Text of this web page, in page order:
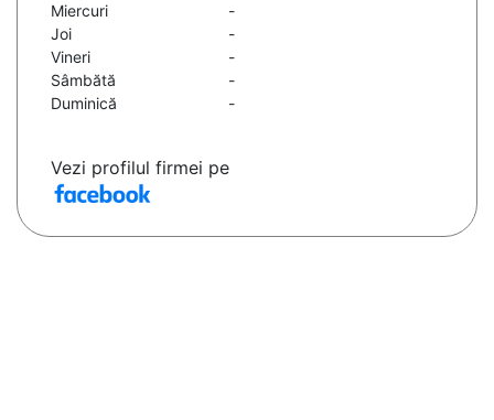
Miercuri
-
Joi
-
Vineri
-
Sâmbătă
-
Duminică
-
Vezi profilul firmei pe